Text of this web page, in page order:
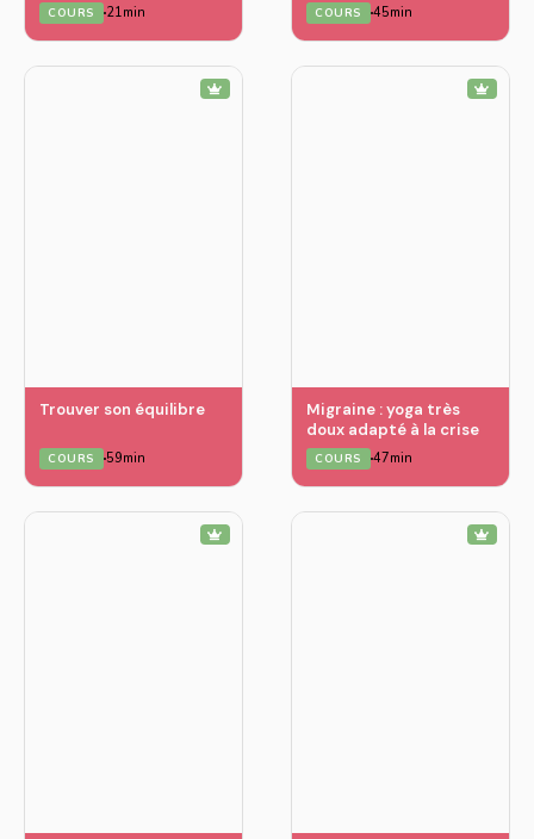
COURS 21min COURS 45min
Trouver son équilibre
COURS 59min
Migraine : yoga très
doux adapté à la crise
COURS 47min